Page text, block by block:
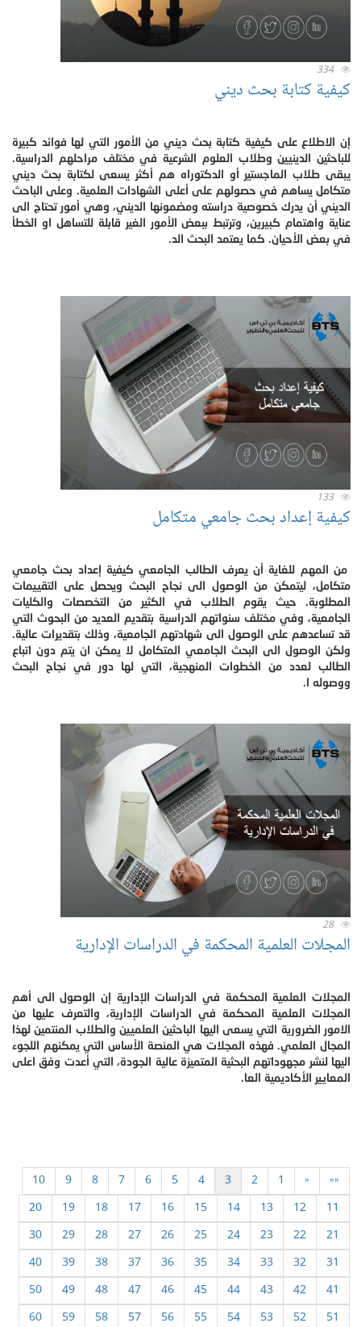
334
كيفية كتابة بحث ديني
إن الاطلاع على كيفية كتابة بحث ديني من الأمور التي لها فوائد كبيرة
للباحثين الدينيين وطلاب العلوم الشرعية في مختلف مراحلهم الدراسية.
يبقى طلاب الماجستير أو الدكتوراه هم أكثر يسعى لكتابة بحث ديني
متكامل يساهم في حصولهم على أعلى الشهادات العلمية. وعلى الباحث
الديني أن يدرك خصوصية دراسته ومضمونها الديني، وهي أمور تحتاج الى
عناية واهتمام كبيرين، وترتبط ببعض الأمور الغير قابلة للتساهل او الخطأ
في بعض الأحيان. كما يعتمد البحث الد.
133
كيفية إعداد بحث جامعي متكامل‎‎
من المهم للغاية أن يعرف الطالب الجامعي كيفية إعداد بحث جامعي
متكامل، ليتمكن من الوصول الى نجاح البحث ويحصل على التقييمات
المطلوبة. حيث يقوم الطلاب في الكثير من التخصصات والكليات
الجامعية، وفي مختلف سنواتهم الدراسية بتقديم العديد من البحوث التي
قد تساعدهم على الوصول الى شهادتهم الجامعية، وذلك بتقديرات عالية.
ولكن الوصول الى البحث الجامعي المتكامل لا يمكن ان يتم دون اتباع
الطالب لعدد من الخطوات المنهجية، التي لها دور في نجاح البحث
ووصوله ا.
28
المجلات العلمية المحكمة في الدراسات الإدارية
المجلات العلمية المحكمة في الدراسات الإدارية إن الوصول الى أهم
المجلات العلمية المحكمة في الدراسات الإدارية، والتعرف عليها من
الامور الضرورية التي يسعى اليها الباحثين العلميين والطلاب المنتمين لهذا
المجال العلمي. فهذه المجلات هي المنصة الأساس التي يمكنهم اللجوء
اليها لنشر مجهوداتهم البحثية المتميزة عالية الجودة، التي أعدت وفق اعلى
المعايير الأكاديمية العا.
««
«
1
2
3
4
5
6
7
8
9
10
11
12
13
14
15
16
17
18
19
20
21
22
23
24
25
26
27
28
29
30
31
32
33
34
35
36
37
38
39
40
41
42
43
44
45
46
47
48
49
50
51
52
53
54
55
56
57
58
59
60